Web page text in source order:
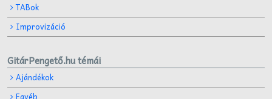
TABok
Improvizáció
GitárPengető.hu témái
Ajándékok